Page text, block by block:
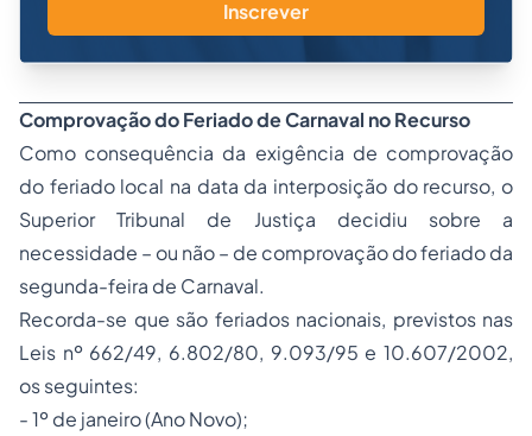
Inscrever
Comprovação do Feriado de Carnaval no Recurso
Como consequência da exigência de comprovação
do feriado local na data da interposição do recurso, o
Superior Tribunal de Justiça decidiu sobre a
necessidade – ou não – de comprovação do feriado da
segunda-feira de Carnaval.
Recorda-se que são feriados nacionais, previstos nas
Leis nº 662/49, 6.802/80, 9.093/95 e 10.607/2002,
os seguintes:
- 1º de janeiro (Ano Novo);